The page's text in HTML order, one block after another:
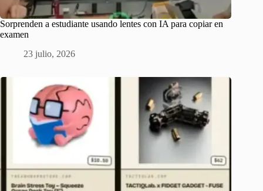
Sorprenden a estudiante usando lentes con IA para copiar en
examen
23 julio, 2026